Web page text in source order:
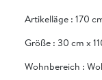
Artikelläge : 170
Größe : 30 cm x
Wohnbereich :